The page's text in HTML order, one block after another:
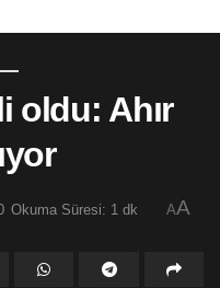
oldu: Ahır
Okuma Süresi: 1 dk AA